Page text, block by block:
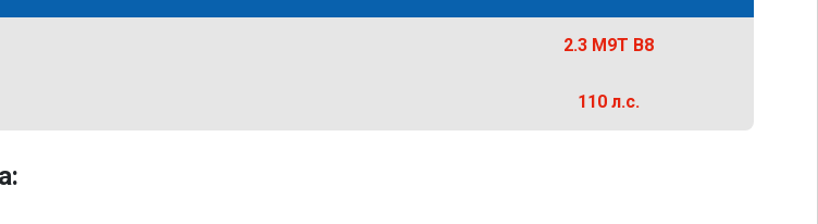
2.3 M9T B8
110 л.с.